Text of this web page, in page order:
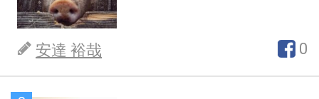
安達 裕哉 0